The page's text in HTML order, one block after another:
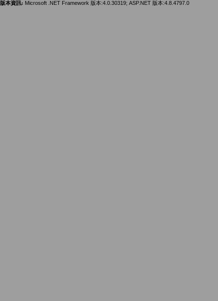
版本資訊: Microsoft .NET Framework 版本:4.0.30319; ASP.NET 版本:4.8.4797.0